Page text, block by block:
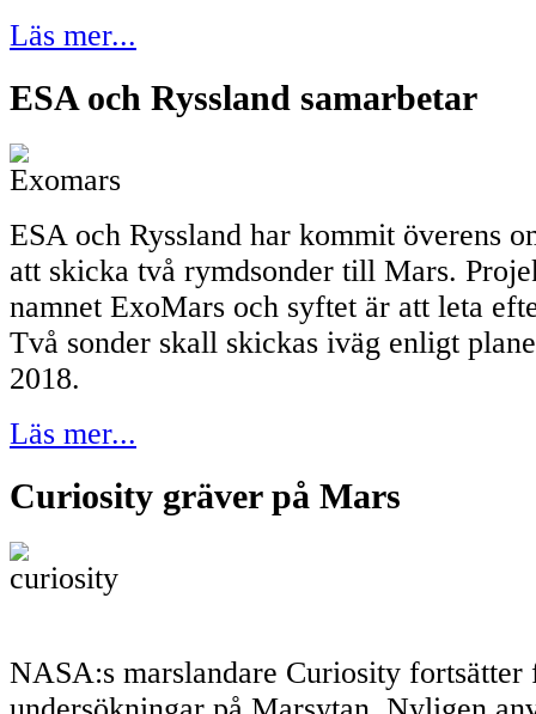
Läs mer...
ESA och Ryssland samarbetar
ESA och Ryssland har kommit överens
att skicka två rymdsonder till Mars.
namnet ExoMars och syftet är att leta
Två sonder skall skickas iväg enligt
2018.
Läs mer...
Curiosity gräver på Mars
NASA:s marslandare Curiosity